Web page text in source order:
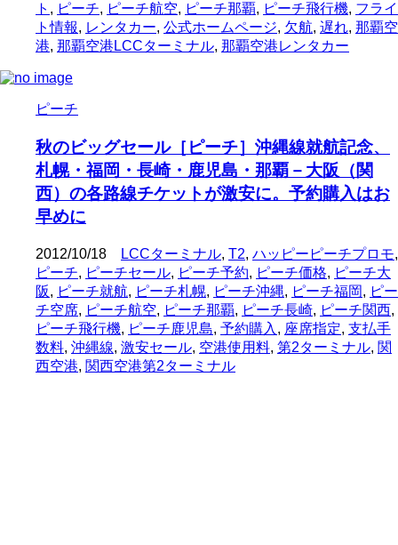
ト , ピーチ, ピーチ航空, ピーチ那覇, ピーチ飛行機, フライ
ト情報, レンタカー, 公式ホームページ, 欠航, 遅れ, 那覇空
港, 那覇空港LCCターミナル, 那覇空港レンタカー
ピーチ
秋のビッグセール［ピーチ］沖縄線就航記念、
札幌・福岡・長崎・鹿児島・那覇－大阪（関
西）の各路線チケットが激安に。予約購入はお
早めに
2012/10/18 LCCターミナル, T2, ハッピーピーチプロモ,
ピーチ, ピーチセール, ピーチ予約, ピーチ価格, ピーチ大
阪, ピーチ就航, ピーチ札幌, ピーチ沖縄, ピーチ福岡, ピー
チ空席, ピーチ航空, ピーチ那覇, ピーチ長崎, ピーチ関西,
ピーチ飛行機, ピーチ鹿児島, 予約購入 , 座席指定, 支払手
数料, 沖縄線, 激安セール, 空港使用料, 第2ターミナル, 関
西空港, 関西空港第2ターミナル